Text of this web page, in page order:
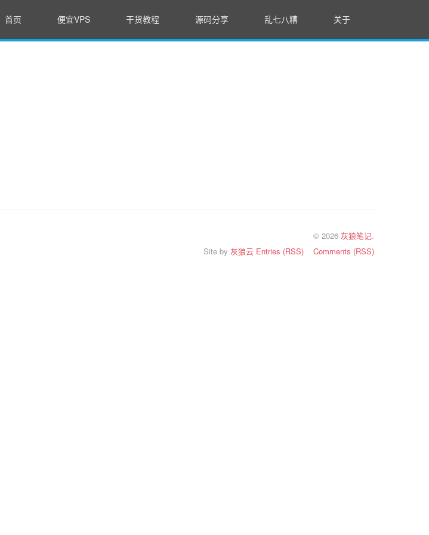
首页 便宜VPS 干货教程 源码分享 乱七八糟 关于
© 2026 灰狼笔记.
Site by 灰狼云 Entries (RSS) Comments (RSS)